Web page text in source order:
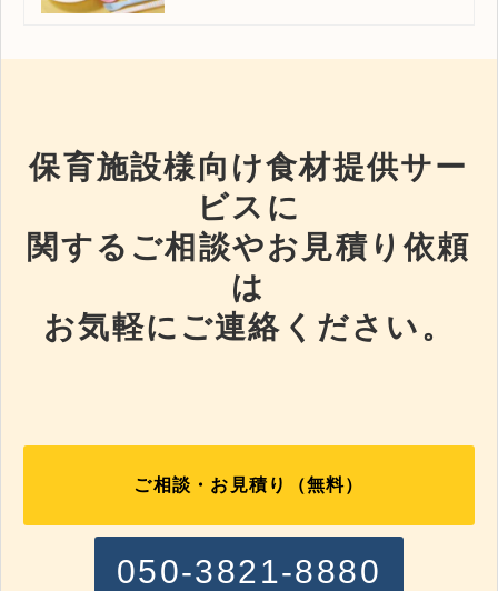
保育施設様向け食材提供サー
ビスに
関するご相談やお見積り依頼
は
お気軽にご連絡ください。
ご相談・お見積り（無料）
050-3821-8880